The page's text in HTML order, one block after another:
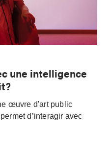
une intelligence
œuvre d'art public
d’interagir avec